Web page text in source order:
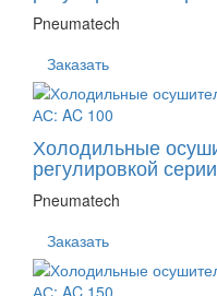
Pneumatech
Заказать
Холодильные
регулировкой
Pneumatech
Заказать